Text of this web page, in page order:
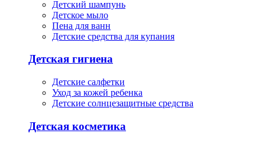
Детский шампунь
Детское мыло
Пена для ванн
Детские средства для купания
Детская гигиена
Детские салфетки
Уход за кожей ребенка
Детские солнцезащитные средства
Детская косметика